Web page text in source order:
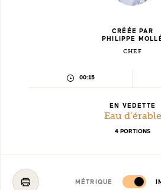
CRÉÉE PAR
PHILIPPE
CHEF
TEMPS
PRÉPARATION :
00:15
EN VEDETTE
Eau d’érable
4 PORTIONS
MÉTRIQUE